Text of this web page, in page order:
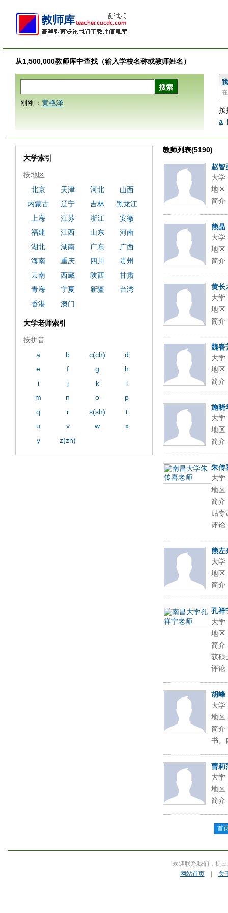
从1,500,000教师库中查找（输入学校名称或教师姓名）
按
a
刚刚： 黄艳泽
教师列表(5190)
赵智
大学
地区
简介
熊晶
大学
地区
简介
黄长
大学
地区
简介
魏春
大学
地区
简介
施晓
大学
地区
简介
朱传
大学
地区
简介
贴专
评论
熊左
大学
地区
简介
孔祥
大学
地区
简介
获硕
评论
胡峰
大学
地区
简介
书。
曹莉
大学
地区
简介
首
大学索引
按地区
北京
天津 河北
山西
内蒙古
辽宁 吉林
黑龙江
上海
江苏 浙江
安徽
福建
江西 山东
河南
湖北
湖南 广东
广西
海南
重庆 四川
贵州
云南
西藏 陕西
甘肃
青海
宁夏 新疆
台湾
香港
澳门
大学老师索引
按拼音
a
b c(ch)
d
e
f g
h
i
j k
l
m
n o
p
q
r s(sh)
t
u
v w
x
y
z(zh)
欢迎联系我们，提
网站首页| 关